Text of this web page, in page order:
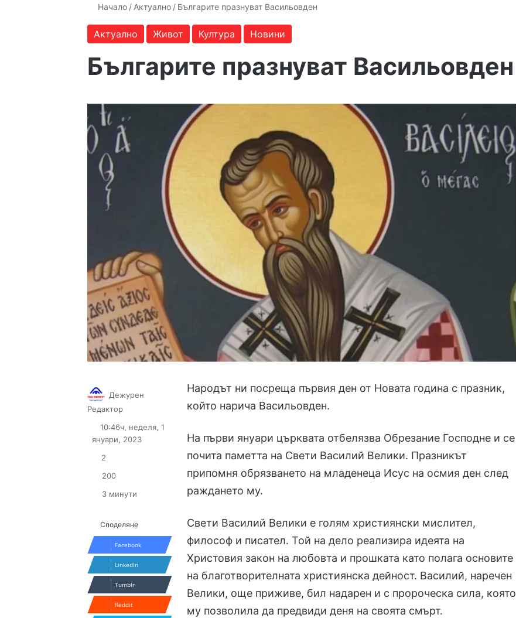
Начало / Актуално / Българите празнуват Васильовден
Актуално Живот Култура Новини
Българите празнуват Васильовден
Народът ни посреща първия ден от Новата година с празник,
който нарича Васильовден.
На първи януари църквата отбелязва Обрезание Господне и се
почита паметта на Свети Василий Велики. Празникът
припомня обрязването на младенеца Исус на осмия ден след
раждането му.
Свети Василий Велики е голям християнски мислител,
философ и писател. Той на дело реализира идеята на
Христовия закон на любовта и прошката като полага основите
на благотворителната християнска дейност. Василий, наречен
Велики, още приживе, бил надарен и с пророческа сила, която
му позволила да предвиди деня на своята смърт.
Дежурен
Редактор
X email
10:46ч, неделя, 1
януари, 2023
2
200
3 минути
Споделяне
Facebook
LinkedIn
Tumblr
Reddit